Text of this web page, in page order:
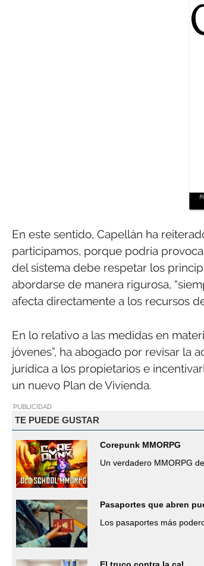
En este sentido, Capellán ha
participamos, porque podría
del sistema debe respetar los
abordarse de manera rigurosa,
afecta directamente a los recursos
En lo relativo a las medidas en
jóvenes”, ha abogado por revisar la
jurídica a los propietarios e
un nuevo Plan de Vivienda.
PUBLICIDAD
TE PUEDE GUSTAR
Corepunk MMORPG
Un verdadero MMORPG
Pasaportes que abren
Los pasaportes más